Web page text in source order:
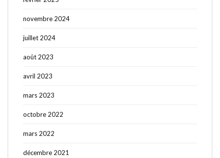
novembre 2024
juillet 2024
août 2023
avril 2023
mars 2023
octobre 2022
mars 2022
décembre 2021